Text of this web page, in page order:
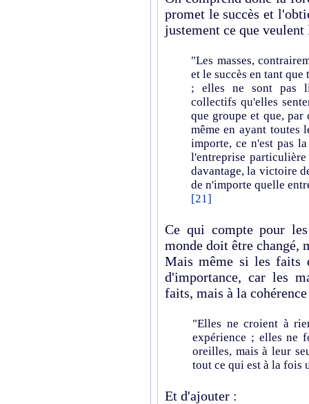
promet le succès et
justement ce que veulent
"Les masses,
et le succès en tant
; elles ne sont pas
collectifs qu'elles
que groupe et que, par
même en ayant toutes
importe, ce n'est pas
l'entreprise
davantage, la victoire
de n'importe quelle
[21]
Ce qui compte pour
monde doit être changé,
Mais même si les faits
d'importance, car les
faits, mais à la
"Elles ne croient à
expérience ; elles ne
oreilles, mais à leur
tout ce qui est à la fois
Et d'ajouter :